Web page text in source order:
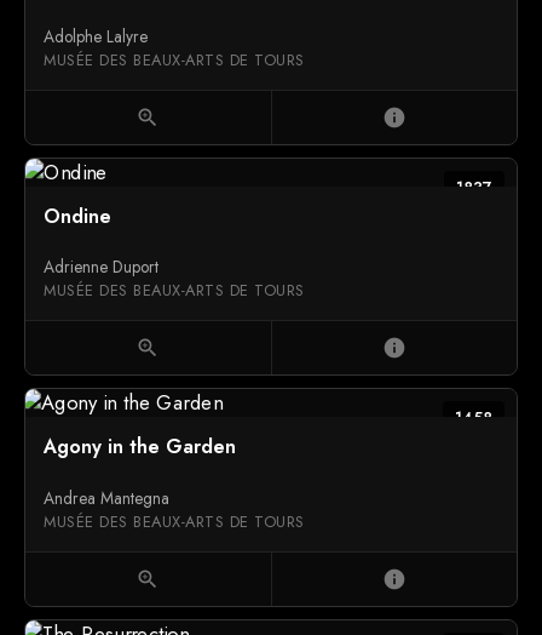
Adolphe Lalyre
MUSÉE DES BEAUX-ARTS DE TOURS
zoom_in info
1837
Ondine
Adrienne Duport
MUSÉE DES BEAUX-ARTS DE TOURS
zoom_in info
1458
Agony in the Garden
Andrea Mantegna
MUSÉE DES BEAUX-ARTS DE TOURS
zoom_in info